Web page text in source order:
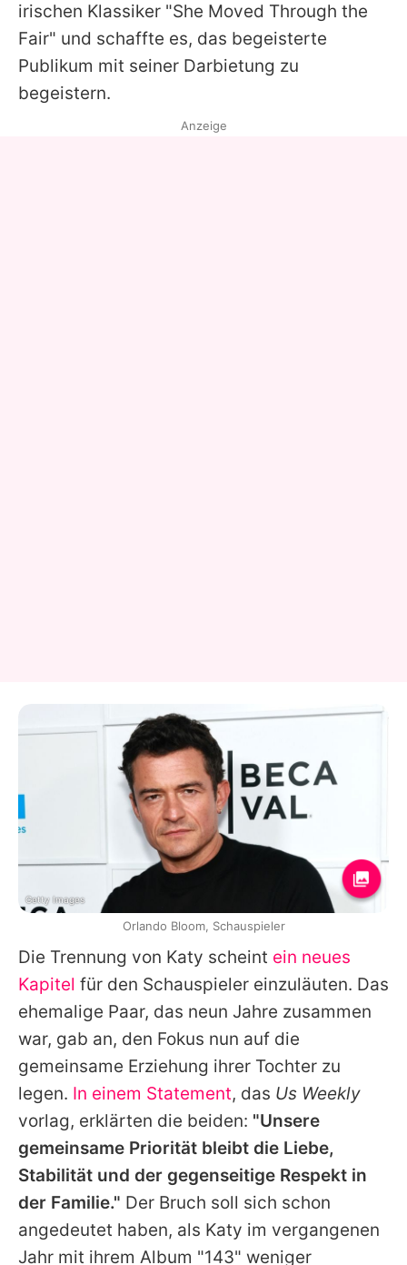
irischen Klassiker "She Moved Through the
Fair" und schaffte es, das begeisterte
Publikum mit seiner Darbietung zu
begeistern.
Die Trennung von Katy scheint ein neues
Kapitel für den Schauspieler einzuläuten. Das
ehemalige Paar, das neun Jahre zusammen
war, gab an, den Fokus nun auf die
gemeinsame Erziehung ihrer Tochter zu
legen. In einem Statement, das Us Weekly
vorlag, erklärten die beiden: "Unsere
gemeinsame Priorität bleibt die Liebe,
Stabilität und der gegenseitige Respekt in
der Familie." Der Bruch soll sich schon
angedeutet haben, als Katy im vergangenen
Jahr mit ihrem Album "143" weniger
Anzeige
Getty Images
Orlando Bloom, Schauspieler